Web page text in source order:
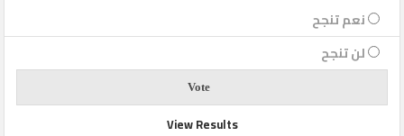
نعم تنجح
لن تنجح
View Results